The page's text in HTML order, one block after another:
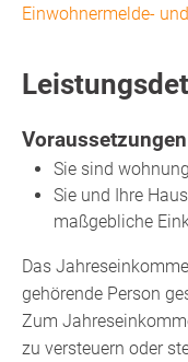
Einwohnermelde-
Voraussetzungen
Sie sind
Sie und Ihre
maßgebliche
Das
gehörende Person
Zum
zu versteuern oder